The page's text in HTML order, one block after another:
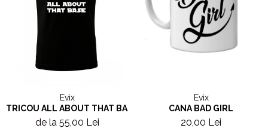
Evix
TRICOU ALL ABOUT THAT BASE
de la 55,00 Lei
Evix
CANA BAD GIRL
20,00 Lei